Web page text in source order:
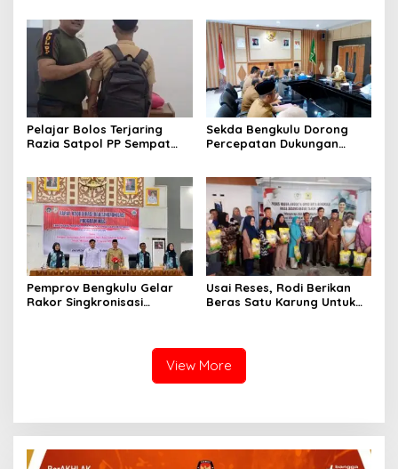
(SETUJU)
Pelajar Bolos Terjaring
Razia Satpol PP Sempat
Sekda Bengkulu Dorong
Percepatan Dukungan
Regional
Pemprov Bengkulu Gelar
Rakor Singkronisasi
Usai Reses, Rodi Berikan
Beras Satu Karung Untuk
View More